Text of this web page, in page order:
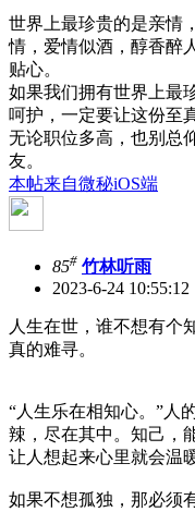
世界上最珍贵的是亲情
情，爱情似酒，醇香醉
贴心。
如果我们拥有世界上最
呵护，一定要让这份至
无论职位多高，也别总
友。
本帖来自微秘iOS端
85# 竹林听雨
2023-6-24 10:55:12
人生在世，谁不想有个
真的难寻。
“人生乐在相知心。”人
辣，尽在其中。知己，
让人想起来心里就会温
如果不想孤独，那必须